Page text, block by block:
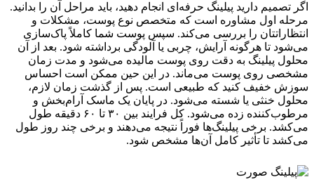
اگر تصمیم دارید پیلینگ حرفه‌ای انجام دهید، باید مراحل آن را بدانید.
مرحله اول مشاوره است که متخصص نوع پوست، مشکلات و
انتظاراتتان را بررسی می‌کند. سپس پوست شما کاملاً پاک‌سازی
می‌شود تا هرگونه آرایش، چربی یا آلودگی برداشته شود. بعد از آن
محلول پیلینگ به دقت روی پوست مالیده می‌شود و مدت زمان
مشخصی روی پوست می‌ماند. در این حین ممکن است احساس
سوزش خفیف کنید که طبیعی است. پس از گذشت زمان لازم،
محلول خنثی یا شسته می‌شود. در پایان یک ماسک آرام‌بخش و
مرطوب‌کننده زده می‌شود. کل فرایند بین ۳۰ تا ۶۰ دقیقه طول
می‌کشد. برخی پیلینگ‌ها فوراً نتیجه می‌دهند و برخی چند روز طول
می‌کشد تا تأثیر کامل آن‌ها مشخص شود.